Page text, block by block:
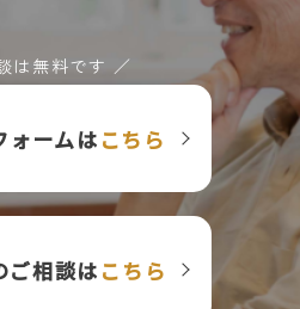
は無料です ／
ォームはこちら
ご相談はこちら